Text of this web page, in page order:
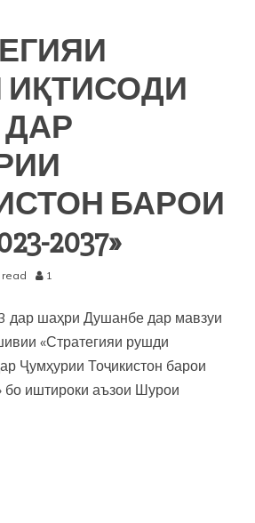
ДАР
БАРОИ
2037»
read 1
дар шаҳри Душанбе дар мавзуи
«Стратегияи рушди
Ҷумҳурии Тоҷикистон барои
иштироки аъзои Шурои